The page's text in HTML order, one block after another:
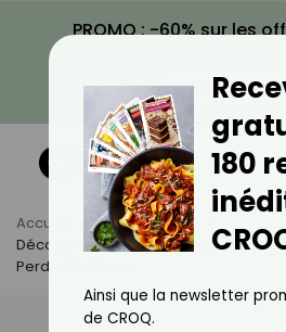
PROMO : -60% sur les
VOIR LA
Accueil Actus
Sport
Découvrez Le Woodchopper,
Perdre Du Ventre
180
Ainsi que la newsletter
de CROQ.